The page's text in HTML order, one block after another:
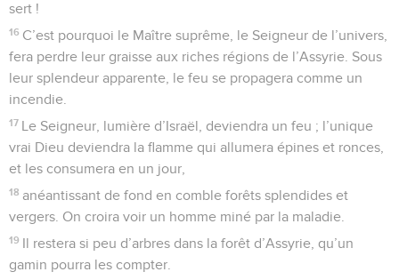
sert !
16 C’est pourquoi le Maître suprême, le Seigneur de l’univers,
fera perdre leur graisse aux riches régions de l’Assyrie. Sous
leur splendeur apparente, le feu se propagera comme un
incendie.
17 Le Seigneur, lumière d’Israël, deviendra un feu ; l’unique
vrai Dieu deviendra la flamme qui allumera épines et ronces,
et les consumera en un jour,
18 anéantissant de fond en comble forêts splendides et
vergers. On croira voir un homme miné par la maladie.
19 Il restera si peu d’arbres dans la forêt d’Assyrie, qu’un
gamin pourra les compter.